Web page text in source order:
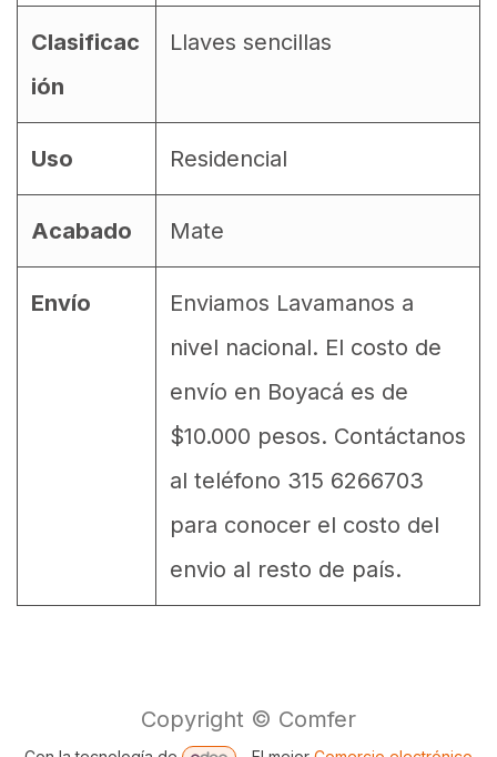
Clasificac
ión
Llaves sencillas
Uso Residencial
Acabado Mate
Envío
Enviamos Lavamanos a
nivel nacional. El costo de
envío en Boyacá es de
$10.000 pesos. Contáctanos
al teléfono 315 6266703
para conocer el costo del
envio al resto de país.
Copyright © Comfer